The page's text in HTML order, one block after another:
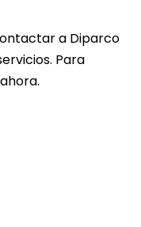
a Diparco
Para